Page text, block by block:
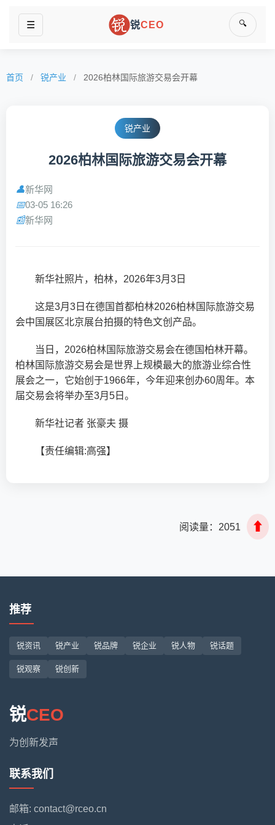
☰ 锐CEO 🔍
首页 / 锐产业 / 2026柏林国际旅游交易会开幕
锐产业
2026柏林国际旅游交易会开幕
👤新华网
📅03-05 16:26
📰新华网
新华社照片，柏林，2026年3月3日
这是3月3日在德国首都柏林2026柏林国际旅游交易
会中国展区北京展台拍摄的特色文创产品。
当日，2026柏林国际旅游交易会在德国柏林开幕。
柏林国际旅游交易会是世界上规模最大的旅游业综合性
展会之一，它始创于1966年，今年迎来创办60周年。本
届交易会将举办至3月5日。
新华社记者 张豪夫 摄
【责任编辑:高强】
阅读量： 2051 ⬆
推荐
锐资讯 锐产业 锐品牌 锐企业 锐人物 锐话题
锐观察 锐创新
锐CEO
为创新发声
联系我们
邮箱: contact@rceo.cn